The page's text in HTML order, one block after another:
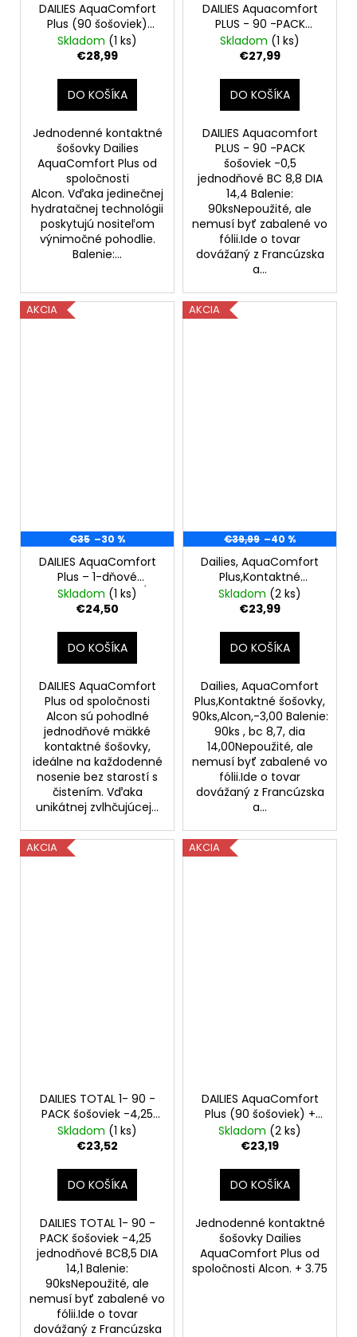
DAILIES AquaComfort
Plus (90 šošoviek)
+2.50
Skladom (1 ks)
€28,99
DO KOŠÍKA
Jednodenné kontaktné
šošovky Dailies
AquaComfort Plus od
spoločnosti
Alcon. Vďaka jedinečnej
hydratačnej technológii
poskytujú nositeľom
výnimočné pohodlie.
Balenie:...
DAILIES Aquacomfort
PLUS - 90 -PACK
šošoviek -0,5
jednodňové
Skladom (1 ks)
€27,99
DO KOŠÍKA
DAILIES Aquacomfort
PLUS - 90 -PACK
šošoviek -0,5
jednodňové BC 8,8 DIA
14,4 Balenie:
90ksNepoužité, ale
nemusí byť zabalené vo
fólii.Ide o tovar
dovážaný z Francúzska
a...
AKCIA
€35 –30 %
DAILIES AquaComfort
Plus – 1-dňové
kontaktné šošovky (90
ks)
Skladom (1 ks)
€24,50
DO KOŠÍKA
DAILIES AquaComfort
Plus od spoločnosti
Alcon sú pohodlné
jednodňové mäkké
kontaktné šošovky,
ideálne na každodenné
nosenie bez starostí s
čistením. Vďaka
unikátnej zvlhčujúcej...
AKCIA
€39,99 –40 %
Dailies, AquaComfort
Plus,Kontaktné
šošovky, 90ks,-3,00
Skladom (2 ks)
€23,99
DO KOŠÍKA
Dailies, AquaComfort
Plus,Kontaktné šošovky,
90ks,Alcon,-3,00 Balenie:
90ks , bc 8,7, dia
14,00Nepoužité, ale
nemusí byť zabalené vo
fólii.Ide o tovar
dovážaný z Francúzska
a...
AKCIA
DAILIES TOTAL 1- 90 -
PACK šošoviek -4,25
jednodňové
Skladom (1 ks)
€23,52
DO KOŠÍKA
DAILIES TOTAL 1- 90 -
PACK šošoviek -4,25
jednodňové BC8,5 DIA
14,1 Balenie:
90ksNepoužité, ale
nemusí byť zabalené vo
fólii.Ide o tovar
dovážaný z Francúzska
AKCIA
DAILIES AquaComfort
Plus (90 šošoviek) +
3.75
Skladom (2 ks)
€23,19
DO KOŠÍKA
Jednodenné kontaktné
šošovky Dailies
AquaComfort Plus od
spoločnosti Alcon. + 3.75